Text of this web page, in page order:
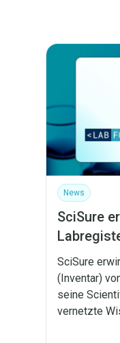
News
SciSure
SciSure
(Inventar)
seine
vernetzte